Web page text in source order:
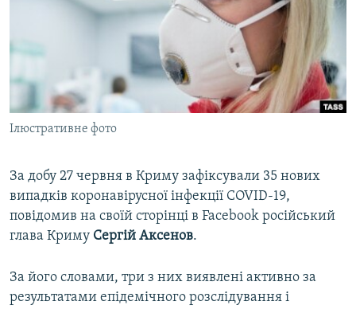
СВІДЧЕННЯ ОКУПАЦІЇ
УКРАЇНСЬКА ПРОБЛЕМА КРИМУ
ІНФОГРАФІКА
ЯК ОБІЙТИ БЛОКУВАННЯ
Qırımtatar
ДОЛУЧАЙСЯ!
Усі сайти RFE/RL
Ілюстративне фото
За добу 27 червня в Криму зафіксували 35 нових
випадків коронавірусної інфекції COVID-19,
повідомив на своїй сторінці в Facebook російський
глава Криму Сергій Аксенов.
За його словами, три з них виявлені активно за
результатами епідемічного розслідування і